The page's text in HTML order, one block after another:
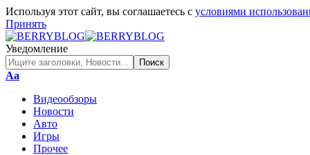
Используя этот сайт, вы соглашаетесь с условиями
Принять
Уведомление
Изменение
шрифта
Аа
Видеообзоры
Новости
Авто
Игры
Прочее